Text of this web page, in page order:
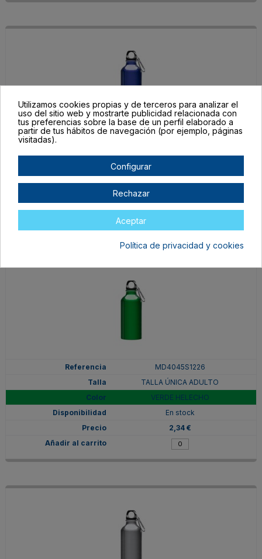
MD4045S105
Agotado
MD4045S1226
TALLA ÚNICA ADULTO
VERDE HELECHO
En stock
2,34 €
Utilizamos cookies propias y de terceros para analizar el
uso del sitio web y mostrarte publicidad relacionada con
tus preferencias sobre la base de un perfil elaborado a
partir de tus hábitos de navegación (por ejemplo, páginas
visitadas).
Configurar
Rechazar
Aceptar
Política de privacidad y cookies